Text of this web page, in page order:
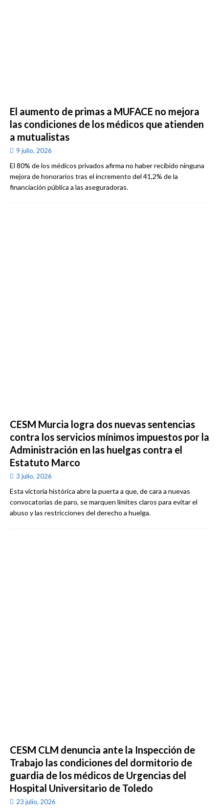
El aumento de primas a MUFACE no mejora
las condiciones de los médicos que atienden
a mutualistas
9 julio, 2026
El 80% de los médicos privados afirma no haber recibido ninguna
mejora de honorarios tras el incremento del 41,2% de la
financiación pública a las aseguradoras.
CESM Murcia logra dos nuevas sentencias
contra los servicios mínimos impuestos por la
Administración en las huelgas contra el
Estatuto Marco
3 julio, 2026
Esta victoria histórica abre la puerta a que, de cara a nuevas
convocatorias de paro, se marquen límites claros para evitar el
abuso y las restricciones del derecho a huelga.
CESM CLM denuncia ante la Inspección de
Trabajo las condiciones del dormitorio de
guardia de los médicos de Urgencias del
Hospital Universitario de Toledo
23 julio, 2026